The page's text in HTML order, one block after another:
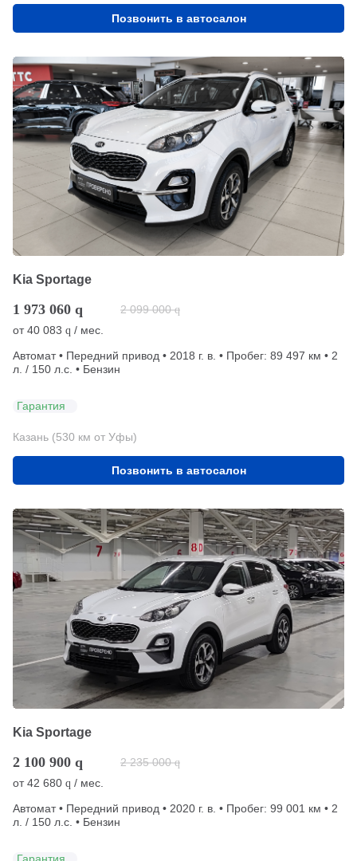
Позвонить в автосалон
Kia Sportage
1 973 060 q 2 099 000 q
от40 083 q / мес.
Автомат • Передний привод • 2018 г. в. • Пробег: 89 497 км • 2
л. / 150 л.с. • Бензин
Гарантия
Казань (530 км от Уфы)
Позвонить в автосалон
Kia Sportage
2 100 900 q 2 235 000 q
от42 680 q / мес.
Автомат • Передний привод • 2020 г. в. • Пробег: 99 001 км • 2
л. / 150 л.с. • Бензин